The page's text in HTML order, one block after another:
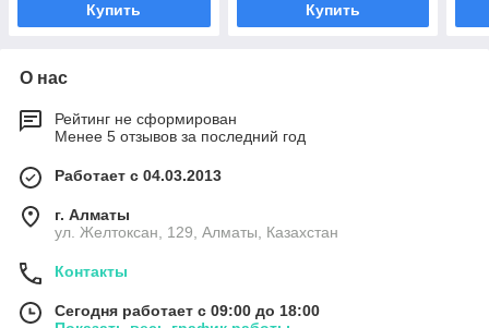
Купить Купить
О нас
Рейтинг не сформирован
Менее 5 отзывов за последний год
Работает с 04.03.2013
г. Алматы
ул. Желтоксан, 129, Алматы, Казахстан
Контакты
Сегодня работает с 09:00 до 18:00